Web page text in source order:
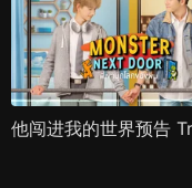
他闯进我的世界预告